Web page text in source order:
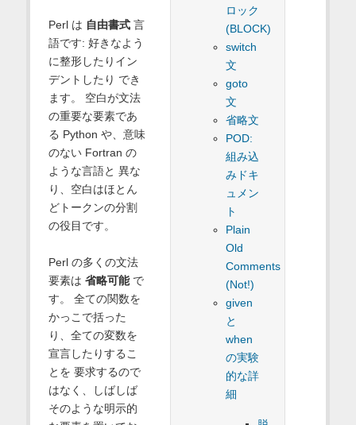
ロック
(BLOCK)
switch
文
goto
文
省略文
POD:
組み込
みドキ
ュメン
ト
Plain
Old
Comments
(Not!)
given
と
when
の実験
的な詳
細
Perl は 自由書式言
語です: 好きなよう
に整形したりイン
デントしたり でき
ます。 空白が文法
の重要な要素であ
る Python や、意味
のない Fortran の
ような言語と 異な
り、空白はほとん
どトークンの分割
の役目です。
Perl の多くの文法
要素は 省略可能で
す。 全ての関数を
かっこで括った
り、全ての変数を
宣言したりするこ
とを 要求するので
はなく、しばしば
そのような明示的